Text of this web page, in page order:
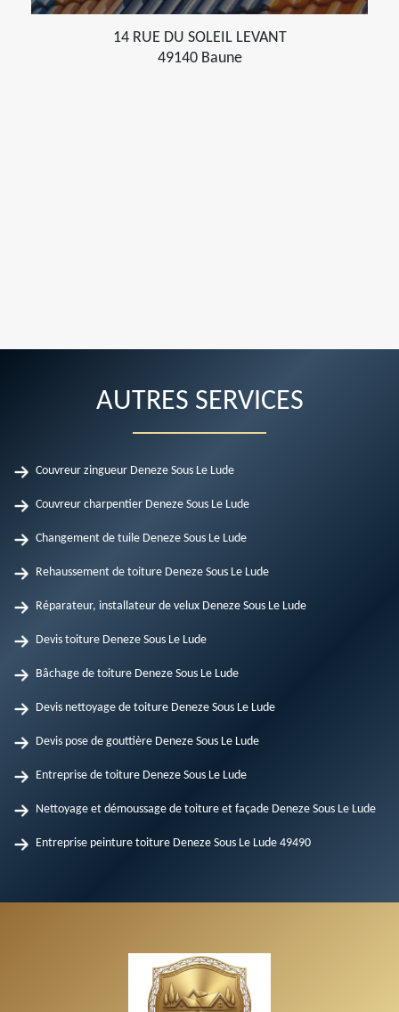
14 RUE DU SOLEIL LEVANT
49140 Baune
AUTRES SERVICES
Couvreur zingueur Deneze Sous Le Lude
Couvreur charpentier Deneze Sous Le Lude
Changement de tuile Deneze Sous Le Lude
Rehaussement de toiture Deneze Sous Le Lude
Réparateur, installateur de velux Deneze Sous Le Lude
Devis toiture Deneze Sous Le Lude
Bâchage de toiture Deneze Sous Le Lude
Devis nettoyage de toiture Deneze Sous Le Lude
Devis pose de gouttière Deneze Sous Le Lude
Entreprise de toiture Deneze Sous Le Lude
Nettoyage et démoussage de toiture et façade Deneze Sous Le Lude
Entreprise peinture toiture Deneze Sous Le Lude 49490